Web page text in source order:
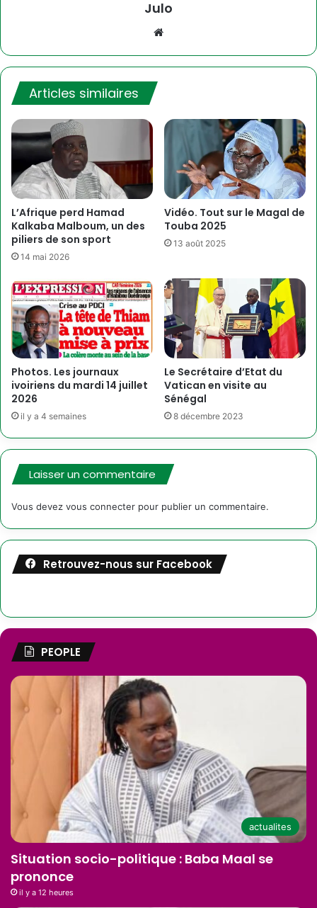
Julo
Articles similaires
L’Afrique perd Hamad
Kalkaba Malboum, un des
piliers de son sport
14 mai 2026
Vidéo. Tout sur le Magal de
Touba 2025
13 août 2025
Photos. Les journaux
ivoiriens du mardi 14 juillet
2026
il y a 4 semaines
Le Secrétaire d’Etat du
Vatican en visite au
Sénégal
8 décembre 2023
Laisser un commentaire
Vous devez vous connecter pour publier un commentaire.
Retrouvez-nous sur Facebook
PEOPLE
actualites
Situation socio-politique : Baba Maal se
prononce
il y a 12 heures